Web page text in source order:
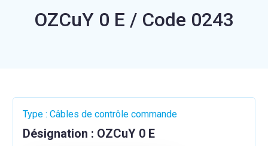
OZCuY 0 E / Code 0243
Type : Câbles de contrôle commande
Désignation : OZCuY 0 E